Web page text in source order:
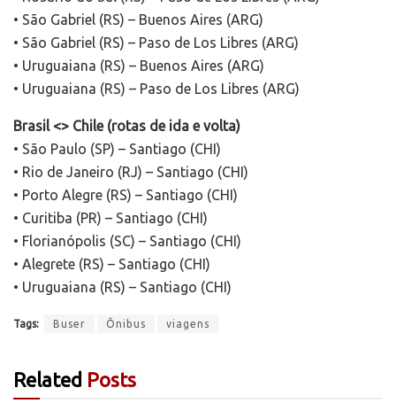
• São Gabriel (RS) – Buenos Aires (ARG)
• São Gabriel (RS) – Paso de Los Libres (ARG)
• Uruguaiana (RS) – Buenos Aires (ARG)
• Uruguaiana (RS) – Paso de Los Libres (ARG)
Brasil <> Chile (rotas de ida e volta)
• São Paulo (SP) – Santiago (CHI)
• Rio de Janeiro (RJ) – Santiago (CHI)
• Porto Alegre (RS) – Santiago (CHI)
• Curitiba (PR) – Santiago (CHI)
• Florianópolis (SC) – Santiago (CHI)
• Alegrete (RS) – Santiago (CHI)
• Uruguaiana (RS) – Santiago (CHI)
Tags: Buser Ônibus viagens
Related Posts